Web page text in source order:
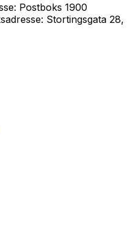
Postboks 1900
Stortingsgata 28,